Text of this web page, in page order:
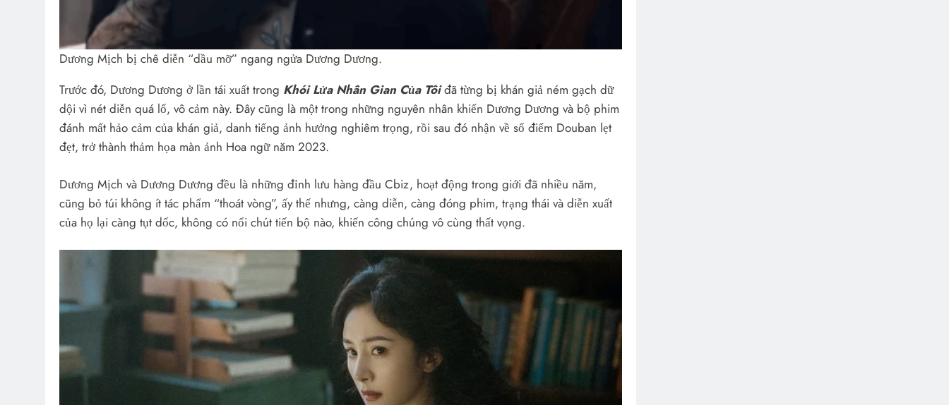
Dương Mịch bị chê diễn “dầu mỡ” ngang ngửa Dương Dương.
Trước đó, Dương Dương ở lần tái xuất trong Khói Lửa Nhân Gian Của Tôiđã từng bị khán giả ném gạch dữ
dội vì nét diễn quá lố, vô cảm này. Đây cũng là một trong những nguyên nhân khiến Dương Dương và bộ phim
đánh mất hảo cảm của khán giả, danh tiếng ảnh hưởng nghiêm trọng, rồi sau đó nhận về số điểm Douban lẹt
đẹt, trở thành thảm họa màn ảnh Hoa ngữ năm 2023.
Dương Mịch và Dương Dương đều là những đỉnh lưu hàng đầu Cbiz, hoạt động trong giới đã nhiều năm,
cũng bỏ túi không ít tác phẩm “thoát vòng”, ấy thế nhưng, càng diễn, càng đóng phim, trạng thái và diễn xuất
của họ lại càng tụt dốc, không có nổi chút tiến bộ nào, khiến công chúng vô cùng thất vọng.